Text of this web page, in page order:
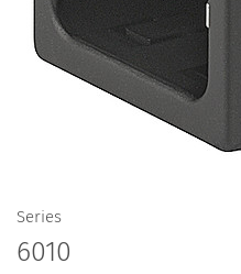
Series
6010